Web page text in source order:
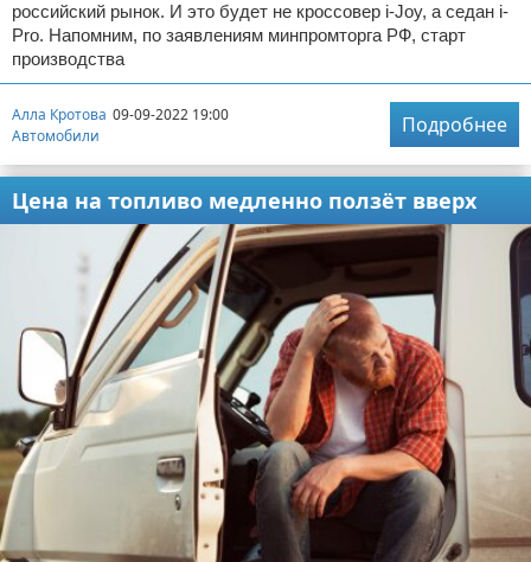
российский рынок. И это будет не кроссовер i-Joy, а седан i-
Pro. Напомним, по заявлениям минпромторга РФ, старт
производства
Алла Кротова 09-09-2022 19:00
Автомобили
Подробнее
Цена на топливо медленно ползёт вверх